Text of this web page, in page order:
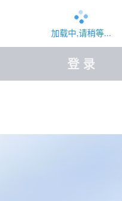
加载中,请稍等...
登 录